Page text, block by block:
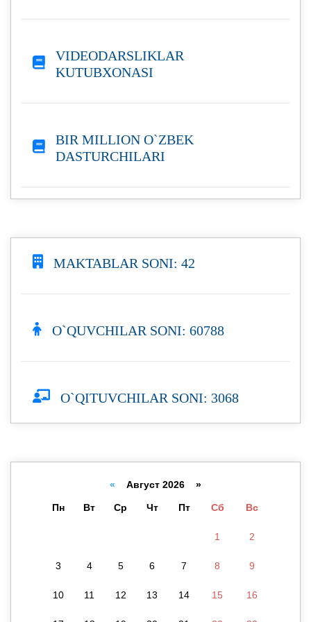
VIDEODARSLIKLAR
KUTUBXONASI
BIR MILLION O`ZBEK
DASTURCHILARI
MAKTABLAR SONI: 42
O`QUVCHILAR SONI: 60788
O`QITUVCHILAR SONI: 3068
« Август 2026 »
Пн Вт Ср Чт Пт Сб Вс
1 2
3 4 5 6 7 8 9
10 11 12 13 14 15 16